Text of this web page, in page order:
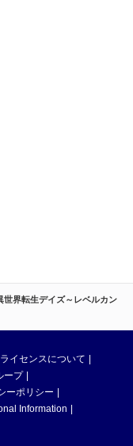
世界転生デイズ～レベルカン
ライセンスについて
ープ
ーポリシー
Information